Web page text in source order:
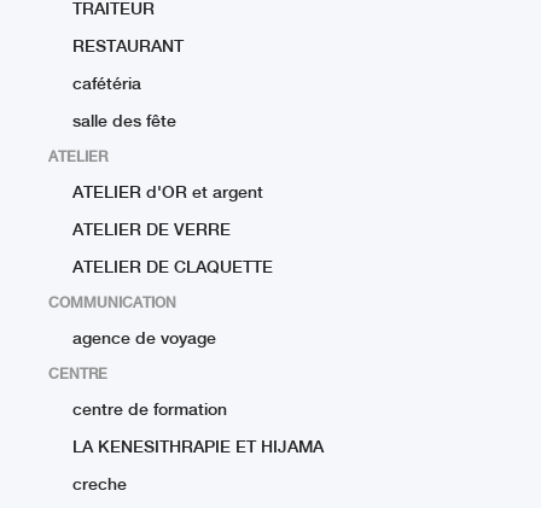
TRAITEUR
RESTAURANT
cafétéria
salle des fête
ATELIER
ATELIER d'OR et argent
ATELIER DE VERRE
ATELIER DE CLAQUETTE
COMMUNICATION
agence de voyage
CENTRE
centre de formation
LA KENESITHRAPIE ET HIJAMA
creche